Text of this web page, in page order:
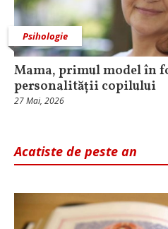
Psihologie
Mama, primul model în
personalității copilului
27 Mai, 2026
Acatiste de peste an